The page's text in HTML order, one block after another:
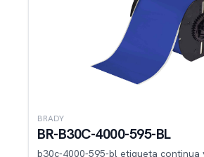
BRADY
BR-B30C-4000-595-BL
b30c-4000-595-bl etiqueta continua